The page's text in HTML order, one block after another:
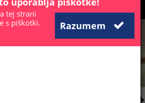
Razumem
tej strani
s piškotki.